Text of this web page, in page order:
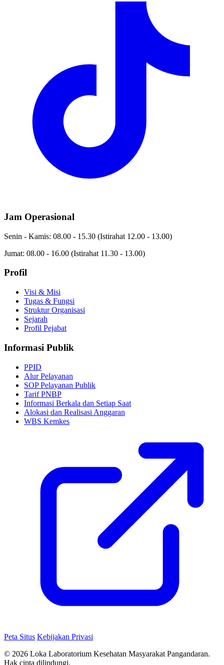
Jam Operasional
Senin - Kamis: 08.00 - 15.30 (Istirahat 12.00 - 13.00)
Jumat: 08.00 - 16.00 (Istirahat 11.30 - 13.00)
Profil
Visi & Misi
Tugas & Fungsi
Struktur Organisasi
Sejarah
Profil Pejabat
Informasi Publik
PPID
Alur Pelayanan
SOP Pelayanan Publik
Tarif PNBP
Informasi Berkala dan Setiap Saat
Alokasi dan Realisasi Anggaran
WBS Kemkes
Peta Situs Kebijakan Privasi
© 2026 Loka Laboratorium Kesehatan Masyarakat Pangandaran.
Hak cipta dilindungi.